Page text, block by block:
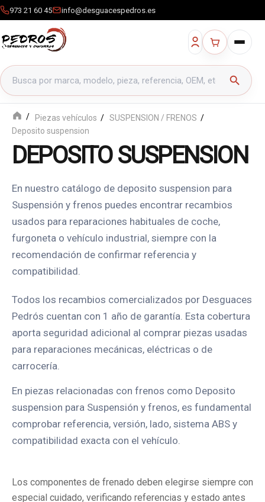
973 21 60 45 info@desguacespedros.es
Buscar productos
search
Piezas vehículos
SUSPENSION / FRENOS
Deposito suspension
DEPOSITO SUSPENSION
En nuestro catálogo de deposito suspension para
Suspensión y frenos puedes encontrar recambios
usados para reparaciones habituales de coche,
furgoneta o vehículo industrial, siempre con la
recomendación de confirmar referencia y
compatibilidad.
Todos los recambios comercializados por Desguaces
Pedrós cuentan con 1 año de garantía. Esta cobertura
aporta seguridad adicional al comprar piezas usadas
para reparaciones mecánicas, eléctricas o de
carrocería.
En piezas relacionadas con frenos como Deposito
suspension para Suspensión y frenos, es fundamental
comprobar referencia, versión, lado, sistema ABS y
compatibilidad exacta con el vehículo.
Los componentes de frenado deben elegirse siempre con
especial cuidado, verificando referencias y estado antes